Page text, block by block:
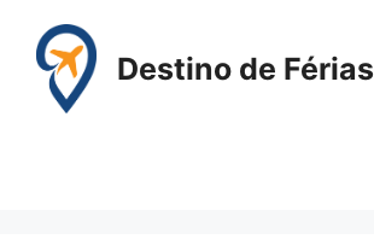
para
conteúdo
Destino de Férias